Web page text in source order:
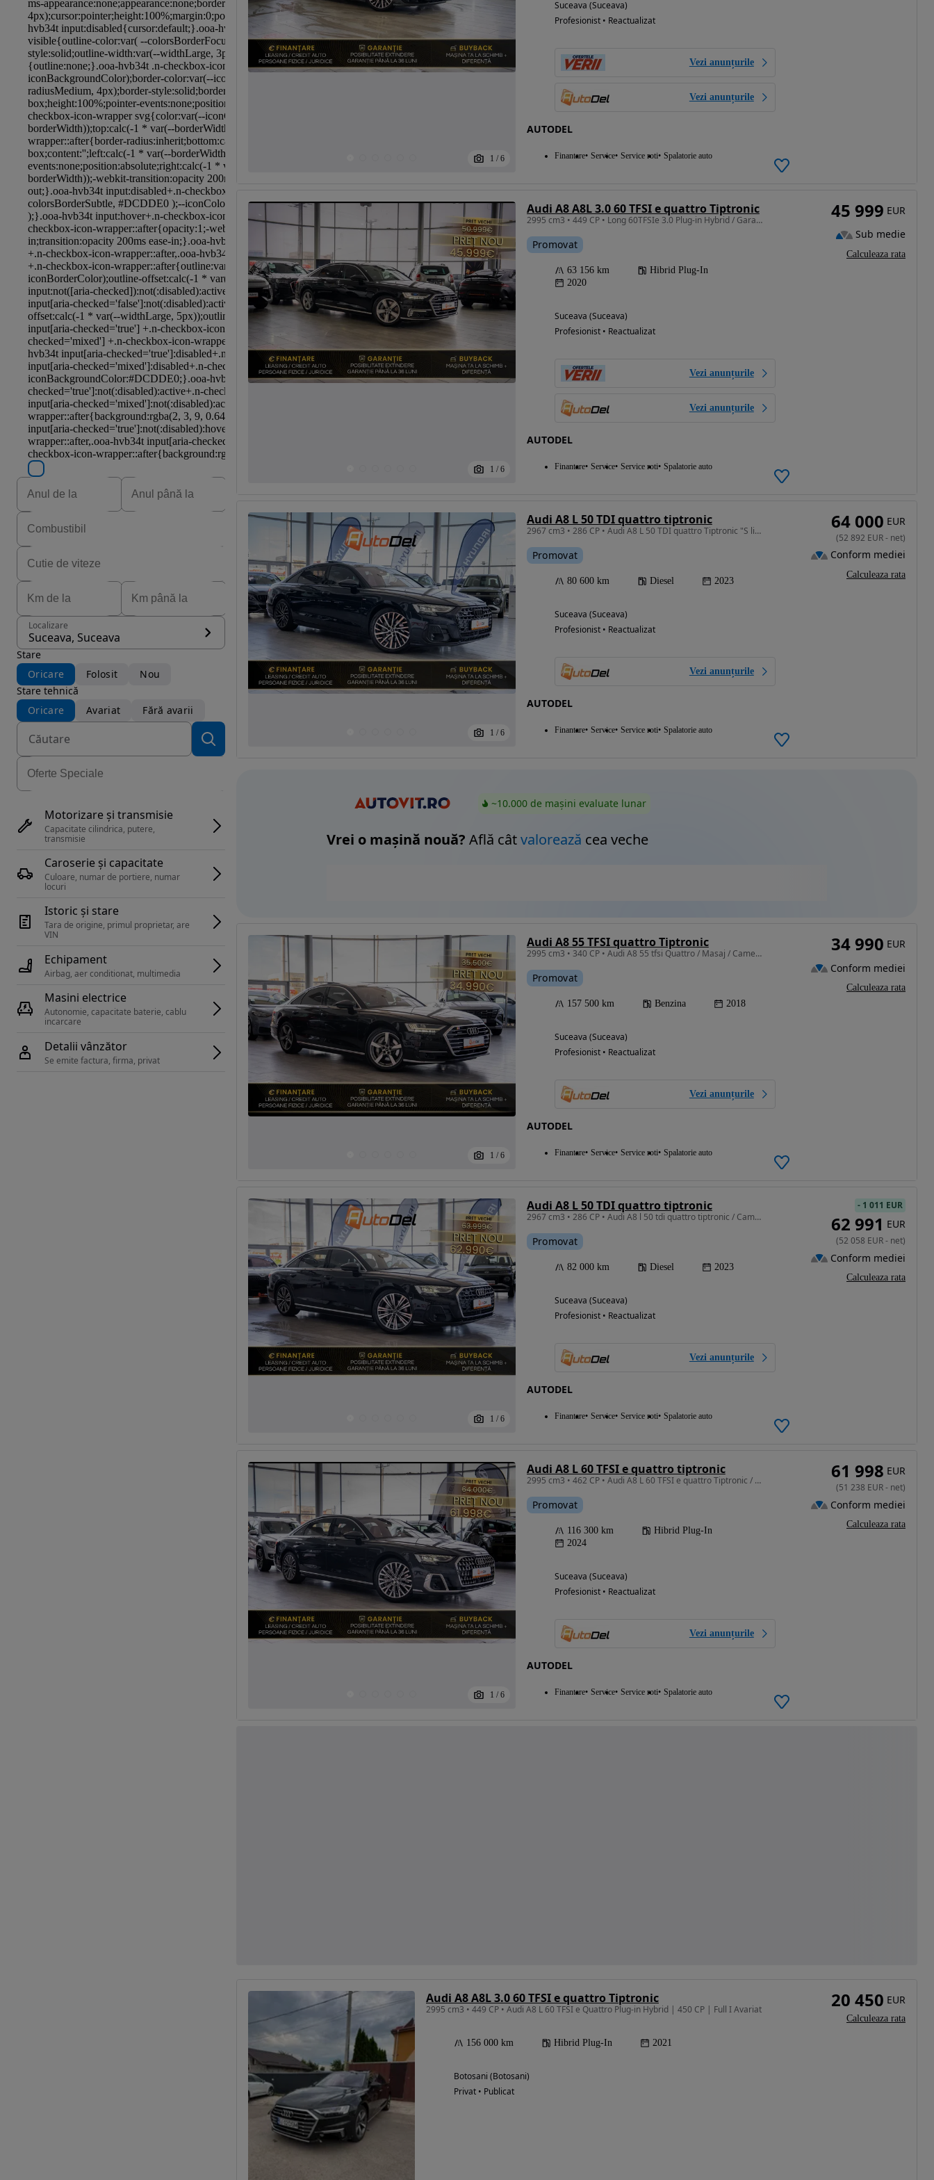
Eligibil pentru
finantare
Localizare
Suceava, Suceava
Stare
Oricare
Folosit
Nou
Stare tehnică
Oricare
Avariat Fără avarii
Motorizare și transmisie
Capacitate cilindrica, putere,
transmisie
Caroserie și capacitate
Culoare, numar de portiere, numar
locuri
Istoric și stare
Tara de origine, primul proprietar, are
Echipament
Airbag, aer conditionat, multimedia
Masini electrice
Autonomie, capacitate baterie, cablu
Detalii vânzător
Se emite factura, firma, privat
1 / 6
Suceava (Suceava)
Profesionist • Reactualizat
Vezi anunțurile
Vezi anunțurile
AUTODEL
Finantare Service Service roti Spalatorie auto
1 / 6
Audi A8 A8L 3.0 60 TFSI e quattro Tiptronic
2995 cm3 • 449 CP • Long 60TFSIe 3.0 Plug-in Hybrid / Garantie extinsa / Pos. Leasing
Promovat
63 156 km
Hibrid Plug-In
2020
Suceava (Suceava)
Profesionist • Reactualizat
Vezi anunțurile
Vezi anunțurile
AUTODEL
Finantare Service Service roti Spalatorie auto
45 999 EUR
Sub medie
Calculeaza rata
1 / 6
Audi A8 L 50 TDI quattro tiptronic
2967 cm3 • 286 CP • Audi A8 L 50 TDI quattro Tiptronic "S line“ / Masaj / Trapă / 360 / SC
Promovat
80 600 km Diesel 2023
Suceava (Suceava)
Profesionist • Reactualizat
Vezi anunțurile
AUTODEL
Finantare Service Service roti Spalatorie auto
64 000 EUR
(52 892 EUR- net)
Conform mediei
Calculeaza rata
~10.000 de mașini evaluate lunar
Vrei o mașină nouă? Află câtvalorează cea veche
1 / 6
Audi A8 55 TFSI quattro Tiptronic
2995 cm3 • 340 CP • Audi A8 55 tfsi Quattro / Masaj / Cameră / Trapă / Piele Valcona
Promovat
157 500 km Benzina 2018
Suceava (Suceava)
Profesionist • Reactualizat
Vezi anunțurile
AUTODEL
Finantare Service Service roti Spalatorie auto
34 990 EUR
Conform mediei
Calculeaza rata
1 / 6
Audi A8 L 50 TDI quattro tiptronic
2967 cm3 • 286 CP • Audi A8 l 50 tdi quattro tiptronic / Cameră / Alcantara / Masaj / ACC
Promovat
82 000 km Diesel 2023
Suceava (Suceava)
Profesionist • Reactualizat
Vezi anunțurile
AUTODEL
Finantare Service Service roti Spalatorie auto
- 1 011 EUR
62 991 EUR
(52 058 EUR- net)
Conform mediei
Calculeaza rata
1 / 6
Audi A8 L 60 TFSI e quattro tiptronic
2995 cm3 • 462 CP • Audi A8 L 60 TFSI e quattro Tiptronic / 360 / LED / Cameră
Promovat
116 300 km
Hibrid Plug-In
2024
Suceava (Suceava)
Profesionist • Reactualizat
Vezi anunțurile
AUTODEL
Finantare Service Service roti Spalatorie auto
61 998 EUR
(51 238 EUR- net)
Conform mediei
Calculeaza rata
Audi A8 A8L 3.0 60 TFSI e quattro Tiptronic
2995 cm3 • 449 CP • Audi A8 L 60 TFSI e Quattro Plug-in Hybrid | 450 CP | Full I Avariat
156 000 km Hibrid Plug-In 2021
Botosani (Botosani)
Privat • Publicat
20 450 EUR
Calculeaza rata